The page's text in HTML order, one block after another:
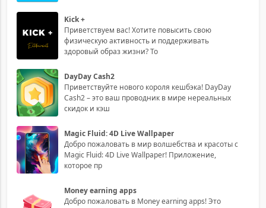
Kick +
Приветствуем вас! Хотите повысить свою
физическую активность и поддерживать
здоровый образ жизни? То
DayDay Cash2
Приветствуйте нового короля кешбэка! DayDay
Cash2 – это ваш проводник в мире нереальных
скидок и кэш
Magic Fluid: 4D Live Wallpaper
Добро пожаловать в мир волшебства и красоты с
Magic Fluid: 4D Live Wallpaper! Приложение,
которое пр
Money earning apps
Добро пожаловать в Money earning apps! Это